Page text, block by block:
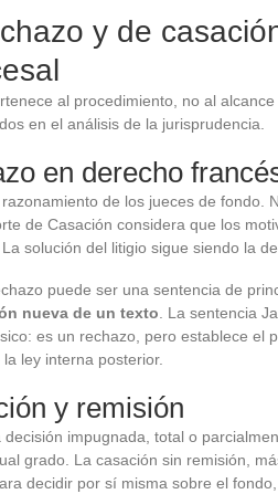
y de
al procedimiento, no al
en el análisis de la jurisprudencia.
en derecho
de los jueces de fondo.
de Casación considera que los
solución del litigio sigue siendo la
puede ser una sentencia de
nueva de un texto. La sentencia
es un rechazo, pero establece el
ley interna posterior.
y remisión
impugnada, total o
grado. La casación sin remisión,
decidir por sí misma sobre el